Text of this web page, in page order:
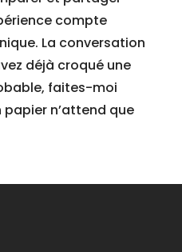
compte
La conversation
déjà croqué une
faites-moi
n’attend que